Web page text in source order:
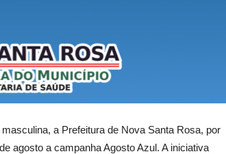
a Prefeitura de Nova Santa Rosa, por
agosto a campanha Agosto Azul. A iniciativa